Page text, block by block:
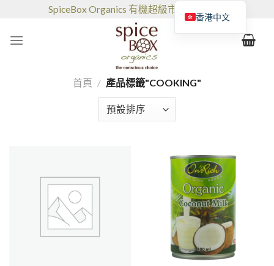
SpiceBox Organics 有機超級市場和咖啡館
首頁 / 產品標籤"COOKING"
香港中文